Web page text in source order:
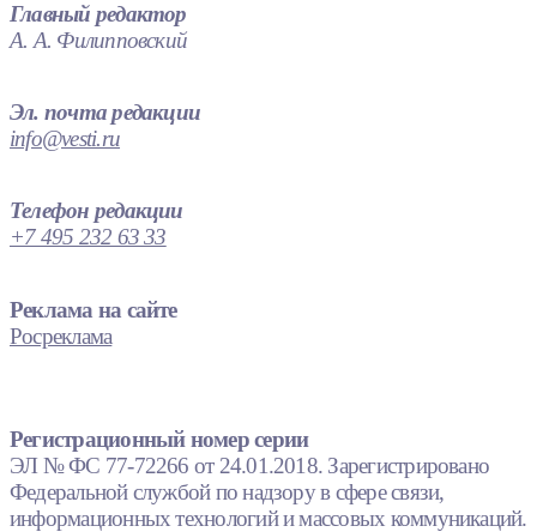
Главный редактор
А. А. Филипповский
Эл. почта редакции
info@vesti.ru
Телефон редакции
+7 495 232 63 33
Реклама на сайте
Росреклама
Регистрационный номер серии
ЭЛ № ФС 77-72266 от 24.01.2018. Зарегистрировано
Федеральной службой по надзору в сфере связи,
информационных технологий и массовых коммуникаций.